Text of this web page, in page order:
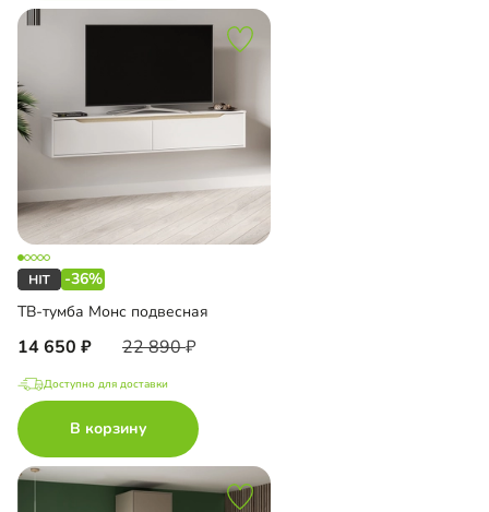
-36%
ТВ-тумба Монс подвесная
14 650 22 890
Доступно для доставки
В корзину